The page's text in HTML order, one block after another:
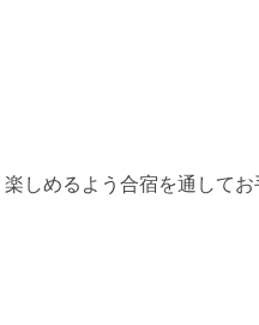
しめるよう合宿を通してお